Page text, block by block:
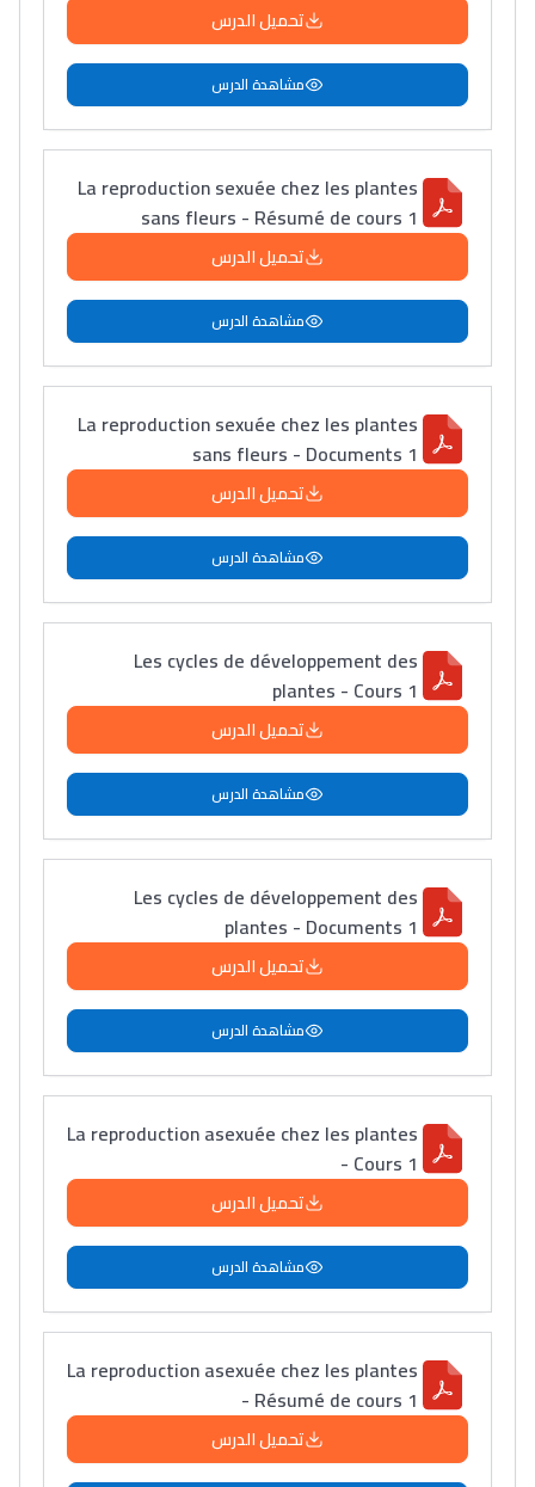
تحميل الدرس
مشاهدة الدرس
La reproduction sexuée chez les plantes
sans fleurs - Résumé de cours 1
تحميل الدرس
مشاهدة الدرس
La reproduction sexuée chez les plantes
sans fleurs - Documents 1
تحميل الدرس
مشاهدة الدرس
Les cycles de développement des
plantes - Cours 1
تحميل الدرس
مشاهدة الدرس
Les cycles de développement des
plantes - Documents 1
تحميل الدرس
مشاهدة الدرس
La reproduction asexuée chez les plantes
- Cours 1
تحميل الدرس
مشاهدة الدرس
La reproduction asexuée chez les plantes
- Résumé de cours 1
تحميل الدرس